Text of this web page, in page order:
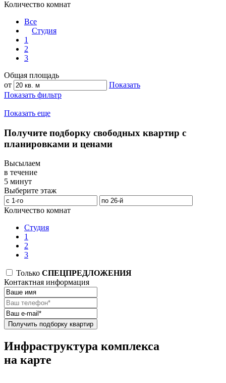
Количество комнат
Все
Студия
1
2
3
Общая площадь
от
Показать
Показать фильтр
Показать еще
Получите подборку свободных квартир с
планировками и ценами
Высылаем
в течение
5 минут
Выберите этаж
Количество комнат
Студия
1
2
3
Только СПЕЦПРЕДЛОЖЕНИЯ
Контактная информация
Получить подборку квартир
Инфраструктура комплекса
на карте